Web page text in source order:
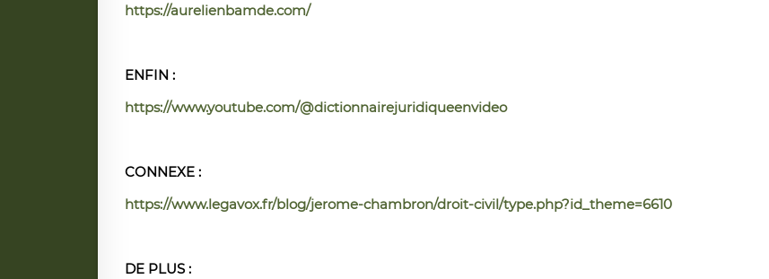
https://aurelienbamde.com/
ENFIN :
https://www.youtube.com/@dictionnairejuridiqueenvideo
CONNEXE :
https://www.legavox.fr/blog/jerome-chambron/droit-civil/type.php?id_theme=6610
DE PLUS :